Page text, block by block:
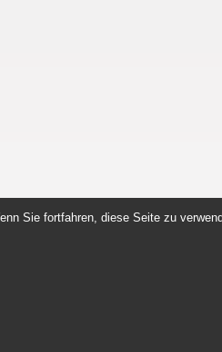
Sie fortfahren, diese Seite zu